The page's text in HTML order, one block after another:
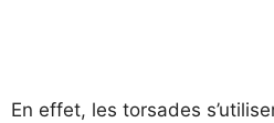
En effet, les torsades